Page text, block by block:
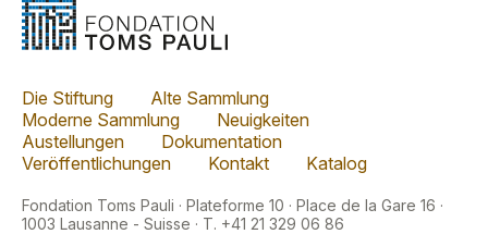
Die Stiftung
Alte Sammlung
Moderne Sammlung
Neuigkeiten
Austellungen
Dokumentation
Veröffentlichungen
Kontakt Katalog
Fondation Toms Pauli · Plateforme 10 · Place de la Gare 16 ·
1003 Lausanne - Suisse · T. +41 21 329 06 86